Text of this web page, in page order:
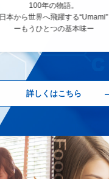
100年の物語。
日本から世界へ飛躍する“Umami”
ーもうひとつの基本味ー
詳しくはこちら